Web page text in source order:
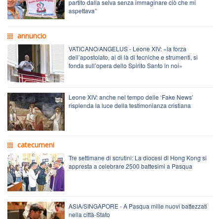
partito dalla selva senza immaginare ciò che mi
aspettava”
annuncio
VATICANO/ANGELUS - Leone XIV: «la forza
dell’apostolato, al di là di tecniche e strumenti, si
fonda sull’opera dello Spirito Santo in noi»
Leone XIV: anche nel tempo delle ‘Fake News’
risplenda la luce della testimonianza cristiana
catecumeni
Tre settimane di scrutini: La diocesi di Hong Kong si
appresta a celebrare 2500 battesimi a Pasqua
ASIA/SINGAPORE - A Pasqua mille nuovi battezzati
nella città-Stato